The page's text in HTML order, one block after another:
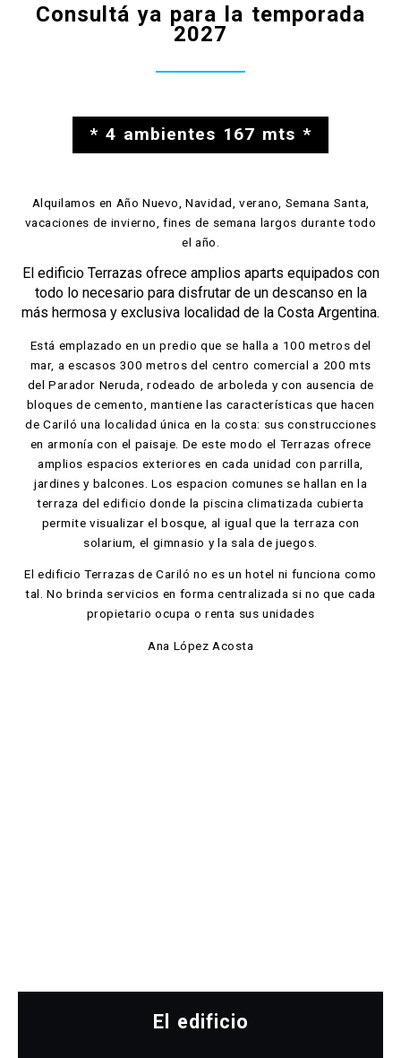
Consultá ya para la temporada
2027
* 4 ambientes 167 mts *
Alquilamos en Año Nuevo, Navidad, verano, Semana Santa,
vacaciones de invierno, fines de semana largos durante todo
el año.
El edificio Terrazas ofrece amplios aparts equipados con
todo lo necesario para disfrutar de un descanso en la
más hermosa y exclusiva localidad de la Costa Argentina.
Está emplazado en un predio que se halla a 100 metros del
mar, a escasos 300 metros del centro comercial a 200 mts
del Parador Neruda, rodeado de arboleda y con ausencia de
bloques de cemento, mantiene las características que hacen
de Cariló una localidad única en la costa: sus construcciones
en armonía con el paisaje. De este modo el Terrazas ofrece
amplios espacios exteriores en cada unidad con parrilla,
jardines y balcones. Los espacion comunes se hallan en la
terraza del edificio donde la piscina climatizada cubierta
permite visualizar el bosque, al igual que la terraza con
solarium, el gimnasio y la sala de juegos.
El edificio Terrazas de Cariló no es un hotel ni funciona como
tal. No brinda servicios en forma centralizada si no que cada
propietario ocupa o renta sus unidades
Ana López Acosta
El edificio